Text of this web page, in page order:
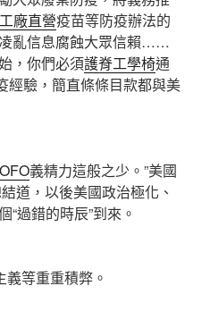
廠直營疫苗等防疫辦法的
亂信息腐蝕大眾信賴……
，你們必須護脊工學椅通
經驗，簡直條條目款都與美
義精力這般之少。”美國
道，以後美國政治極化、
過錯的時辰”到來。
等重重積弊。